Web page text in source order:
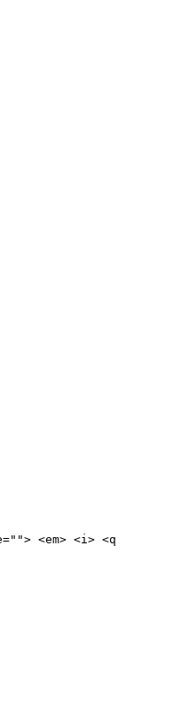
<em> <i> <q